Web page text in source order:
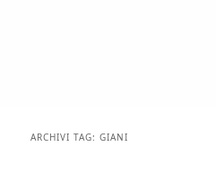
ARCHIVI TAG:GIANI